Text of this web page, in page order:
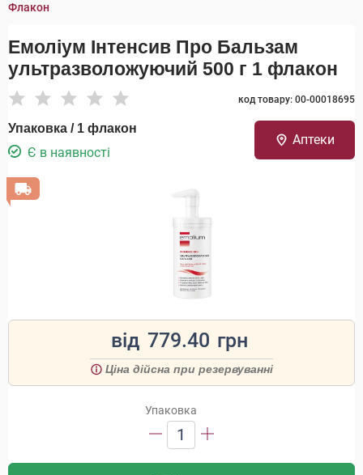
Флакон
Емоліум Інтенсив Про Бальзам
ультразволожуючий 500 г 1 флакон
код товару: 00-00018695
Упаковка / 1 флакон
Є в наявності
Аптеки
від 779.40 грн
Ціна дійсна при резервуванні
Упаковка
1